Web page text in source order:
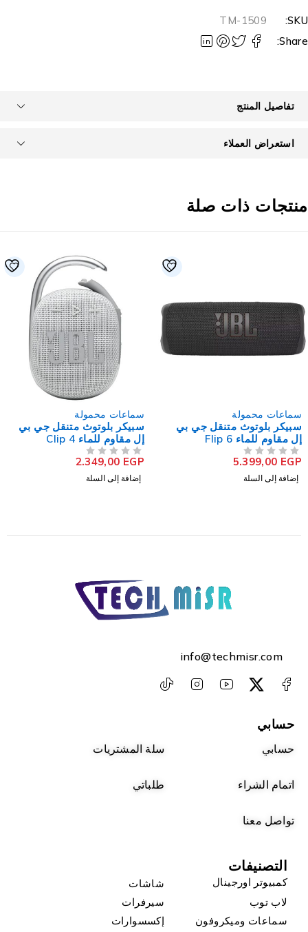
TM-1509
تفاصيل المنتج
استعراض العملاء
ذات صلة
سماعات محمولة
سبيكر بلوتوث متنقل جي بي
إل مقاوم للماء Clip 4
2.349,00EGP
إضافة إلى السلة
سماعات محمولة
سبيكر بلوتوث متنقل جي بي
إل Partybox 310 - اسود
34.555,00EGP
إضافة إلى السلة
info@techmisr.com
حسابي
حسابي سلة المشتريات
اتمام الشراء طلباتي
تواصل معنا
التصنيفات
كمبيوتر اورجينال
شاشات
لاب توب
سيرفرات
سماعات وميكروفون
إكسسوارات